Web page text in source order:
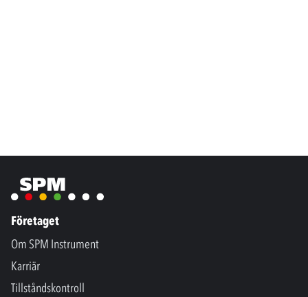
Företaget
Om SPM Instrument
Karriär
Tillståndskontroll